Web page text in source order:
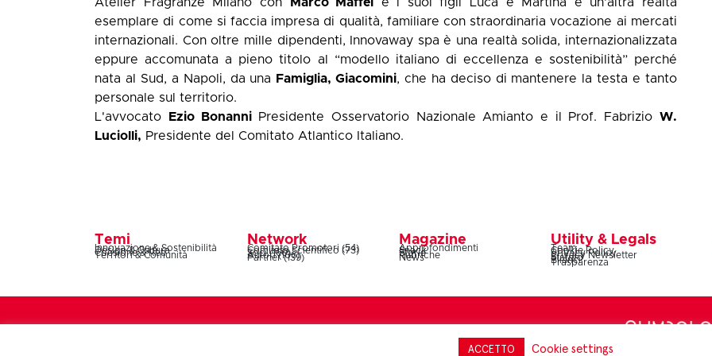
esemplare di come si faccia impresa di qualità, familiare con straordinaria vocazione ai mercati
internazionali. Con oltre mille dipendenti, Innovaway spa è una realtà solida, internazionalizzata
eppure accomunata a pieno titolo al “modello italiano di eccellenza e sostenibilità” perché
nata al Sud, a Napoli, da una Famiglia, Giacomini, che ha deciso di mantenere la testa e tanto
personale sul territorio.
L'avvocato Ezio BonanniPresidente Osservatorio Nazionale Amianto e il Prof. Fabrizio W.
Luciolli, Presidente del Comitato Atlantico Italiano.
Temi
Innovazione & Sostenibilità
Design & Cultura
Coesione & Reti
Territori & Comunità
Network
Comitato Promotori (54)
Comitato Scientifico (73)
Soci (160)
Autori (106)
Partner (139)
Magazine
Approfondimenti
Snack
Storie
Rubriche
News
Utility & Legals
Team
Cookie Policy
Privacy Policy
Privacy Newsletter
Statuto
Bilanci
Trasparenza
ACCETTO Cookie settings